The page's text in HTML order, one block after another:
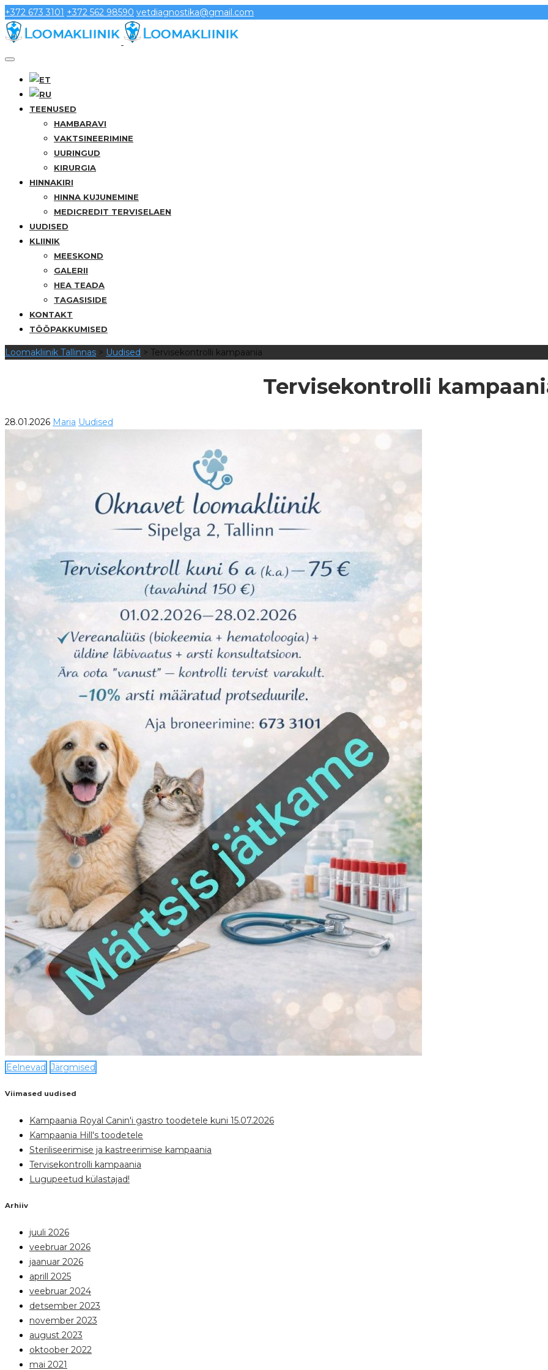
+372 673 3101 +372 562 98590 vetdiagnostika@gmail.com
TEENUSED
HAMBARAVI
VAKTSINEERIMINE
UURINGUD
KIRURGIA
HINNAKIRI
HINNA KUJUNEMINE
MEDICREDIT TERVISELAEN
UUDISED
KLIINIK
MEESKOND
GALERII
HEA TEADA
TAGASISIDE
KONTAKT
TÖÖPAKKUMISED
Loomakliinik Tallinnas > Uudised > Tervisekontrolli kampaania
Tervisekontrolli
28.01.2026 Maria Uudised
Eelnevad Järgmised
Viimased uudised
Kampaania Royal Canin'i gastro toodetele kuni 15.07.2026
Kampaania Hill's toodetele
Steriliseerimise ja kastreerimise kampaania
Tervisekontrolli kampaania
Lugupeetud külastajad!
Arhiiv
juuli 2026
veebruar 2026
jaanuar 2026
aprill 2025
veebruar 2024
detsember 2023
november 2023
august 2023
oktoober 2022
mai 2021